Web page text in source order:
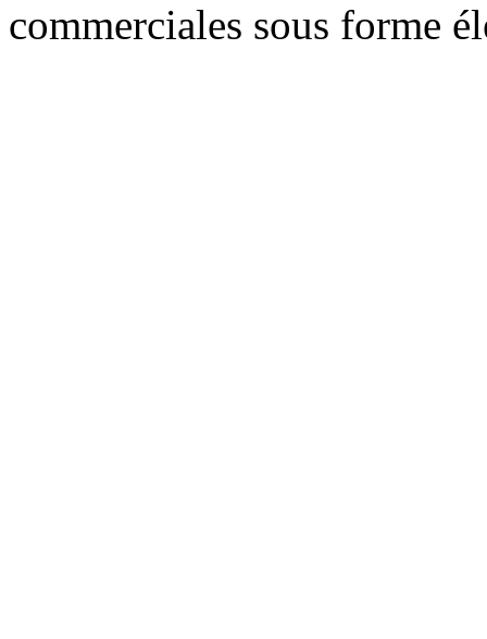
commerciales sous forme